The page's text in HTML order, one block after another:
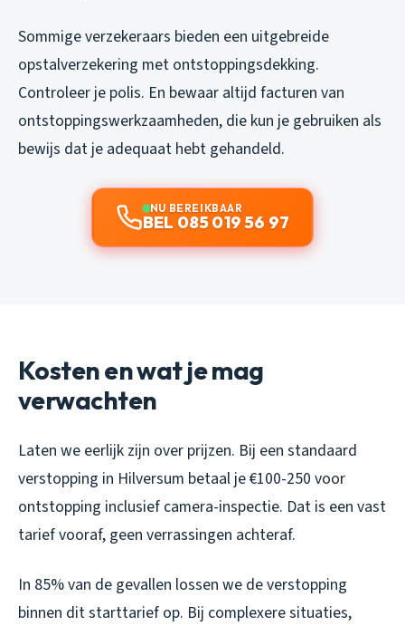
Sommige verzekeraars bieden een uitgebreide
opstalverzekering met ontstoppingsdekking.
Controleer je polis. En bewaar altijd facturen van
ontstoppingswerkzaamheden, die kun je gebruiken als
bewijs dat je adequaat hebt gehandeld.
NU BEREIKBAAR
BEL 085 019 56 97
Kosten en wat je mag
verwachten
Laten we eerlijk zijn over prijzen. Bij een standaard
verstopping in Hilversum betaal je €100-250 voor
ontstopping inclusief camera-inspectie. Dat is een vast
tarief vooraf, geen verrassingen achteraf.
In 85% van de gevallen lossen we de verstopping
binnen dit starttarief op. Bij complexere situaties,